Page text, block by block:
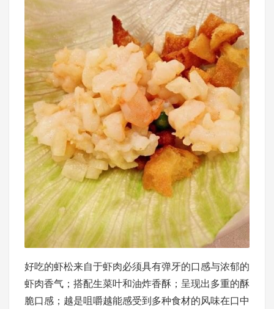
好吃的虾松来自于虾肉必须具有弹牙的口感与浓郁的
虾肉香气；搭配生菜叶和油炸香酥；呈现出多重的酥
脆口感；越是咀嚼越能感受到多种食材的风味在口中